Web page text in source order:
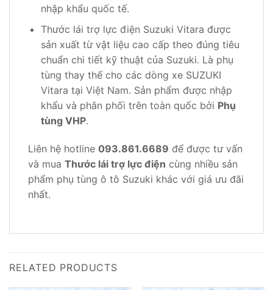
nhập khẩu quốc tế.
Thước lái trợ lực điện Suzuki Vitara được
sản xuất từ vật liệu cao cấp theo đúng tiêu
chuẩn chi tiết kỹ thuật của Suzuki. Là phụ
tùng thay thế cho các dòng xe SUZUKI
Vitara tại Việt Nam. Sản phẩm được nhập
khẩu và phân phối trên toàn quốc bởi Phụ
tùng VHP.
Liên hệ hotline 093.861.6689 để được tư vấn
và mua Thước lái trợ lực điện cùng nhiều sản
phẩm phụ tùng ô tô Suzuki khác với giá ưu đãi
nhất.
RELATED PRODUCTS